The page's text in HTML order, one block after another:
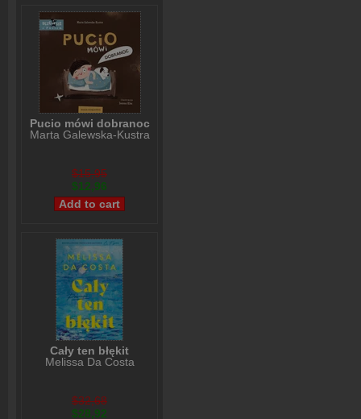
Pucio mówi dobranoc
Marta Galewska-Kustra
$15,95
$12,96
Cały ten błękit
Melissa Da Costa
$32,68
$28,92